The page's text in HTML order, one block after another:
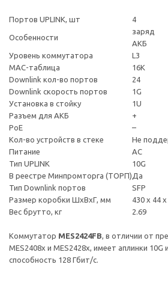
Портов UPLINK, шт 4
Особенности
заряд
АКБ
Уровень коммутатора
L3
MAC-таблица
16K
Downlink кол-во портов
24
Downlink скорость портов
1G
Установка в стойку
1U
Разъем для АКБ
+
PoE
–
Кол-во устройств в стеке
Не
Питание
AC
Тип UPLINK
10G
В реестре Минпромторга (ТОРП) Да
Тип Downlink портов
SFP
Размер коробки ШхВхГ, мм
430 x 44 x
Вес брутто, кг
2.69
Коммутатор MES2424FB, в отличии от
MES2408x и MES2428x, имеет аплинки 10G
способность 128 Гбит/с.